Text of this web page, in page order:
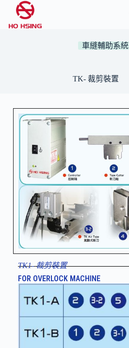
車縫輔助系統
TK- 裁剪裝置
TK1- 裁剪裝置
FOR OVERLOCK MACHINE